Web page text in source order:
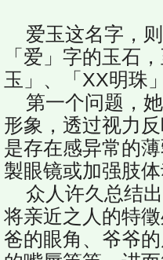
爱玉这名字，
「爱」字的玉石
玉」、「XX明珠
第一个问题，她
形象，透过视力
是存在感异常的
製眼镜或加强肢
众人许久总结出
将亲近之人的特
爸的眼角、爷爷